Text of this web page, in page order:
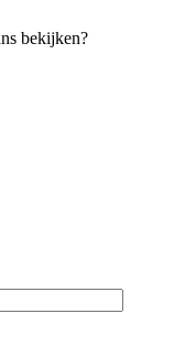
bekijken?